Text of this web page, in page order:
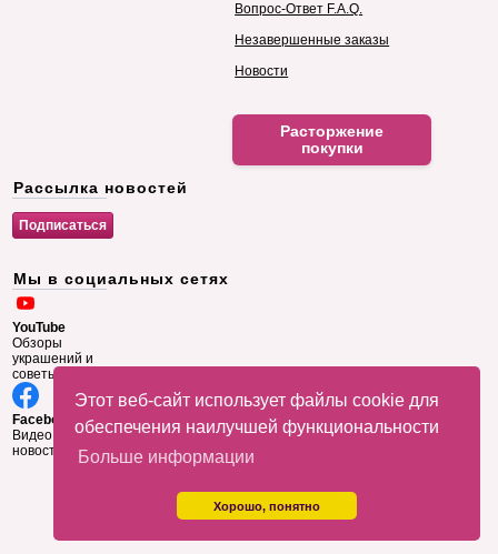
Этот веб-сайт использует файлы cookie для
обеспечения наилучшей функциональности
Больше информации
Хорошо, понятно
Вопрос-Ответ F.A.Q.
Незавершенные заказы
Новости
Расторжение
покупки
Рассылка новостей
Мы в социальных сетях
YouTube
Обзоры
украшений и
советы
Facebook
Видео и
новости